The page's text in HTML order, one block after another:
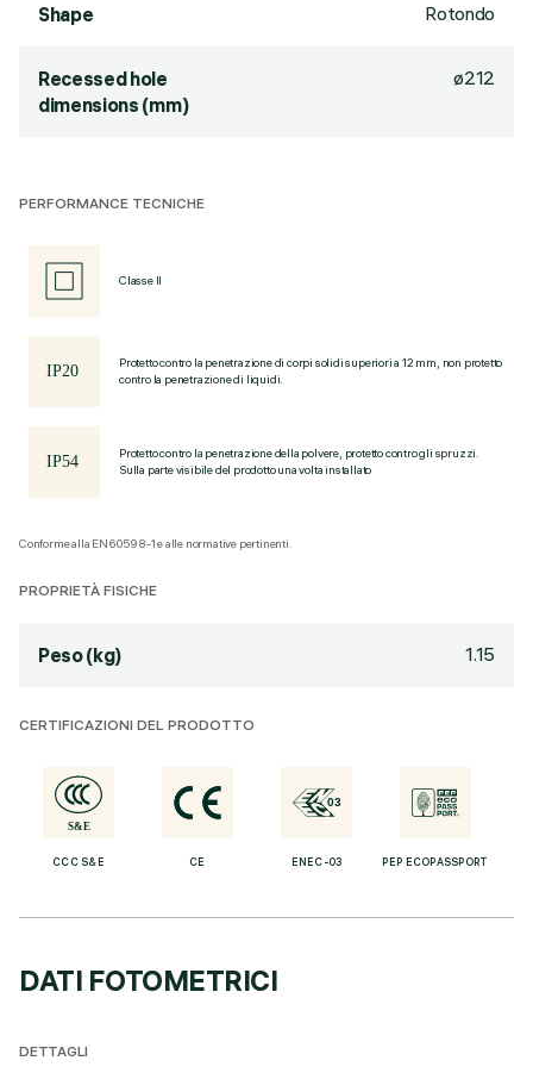
Shape Rotondo
Recessed hole
dimensions (mm)
ø212
PERFORMANCE TECNICHE
Classe II
Protetto contro la penetrazione di corpi solidi superiori a 12 mm, non protetto
contro la penetrazione di liquidi.
Protetto contro la penetrazione della polvere, protetto contro gli spruzzi.
Sulla parte visibile del prodotto una volta installato
Conforme alla EN60598-1 e alle normative pertinenti.
PROPRIETÀ FISICHE
Peso (kg) 1.15
CERTIFICAZIONI DEL PRODOTTO
CCC S&E CE ENEC-03 PEP ECOPASSPORT
DATI FOTOMETRICI
DETTAGLI